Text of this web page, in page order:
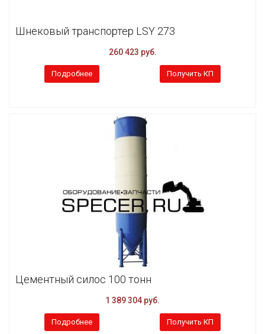
Шнековый транспортер LSY 273
260 423 руб.
Подробнее Получить КП
Цементный силос 100 тонн
1 389 304 руб.
Подробнее Получить КП